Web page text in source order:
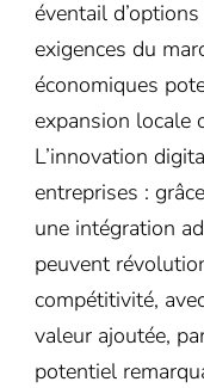
éventail
exigences du
économiques
expansion locale
L’innovation
entreprises :
une intégration
peuvent
compétitivité,
valeur ajoutée,
potentiel